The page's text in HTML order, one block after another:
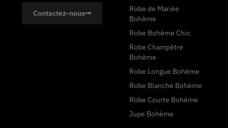
Contactez-nous
Robe de Mariée
Bohème
Robe Bohème Chic
Robe Champêtre
Bohème
Robe Longue Bohème
Robe Blanche Bohème
Robe Courte Bohème
Jupe Bohème